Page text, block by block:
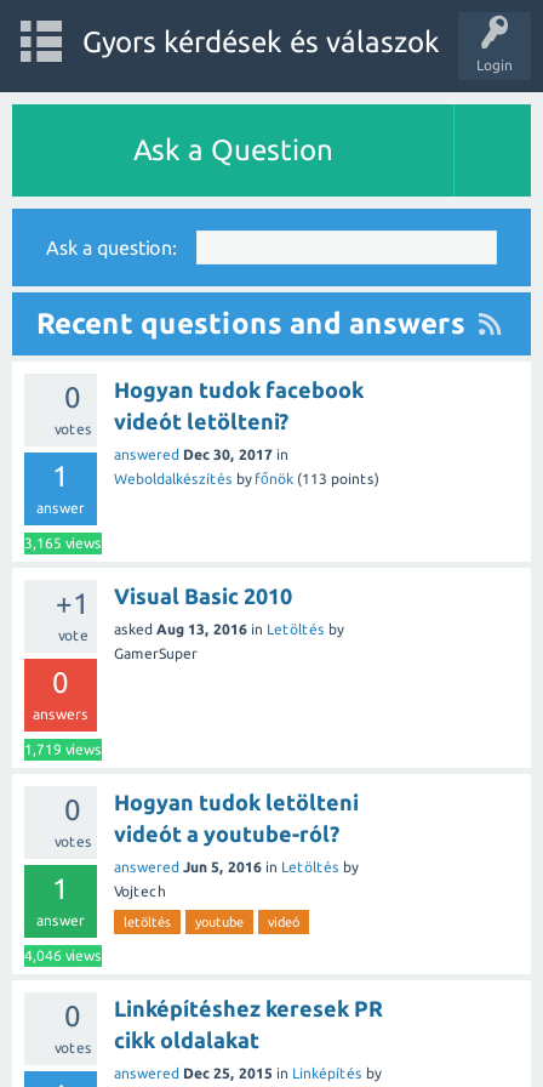
Login
Gyors kérdések és válaszok
Ask a Question
Ask a question:
Recent questions and answers
0
votes
1
answer
3,165 views
Hogyan tudok facebook
videót letölteni?
answered Dec 30, 2017 in
Weboldalkészítés by főnök (113 points)
+1
vote
0
answers
1,719 views
Visual Basic 2010
asked Aug 13, 2016 in Letöltés by
GamerSuper
0
votes
1
answer
4,046 views
Hogyan tudok letölteni
videót a youtube-ról?
answered Jun 5, 2016 in Letöltés by
Vojtech
letöltés youtube videó
0
votes
Linképítéshez keresek PR
cikk oldalakat
answered Dec 25, 2015 in Linképítés by